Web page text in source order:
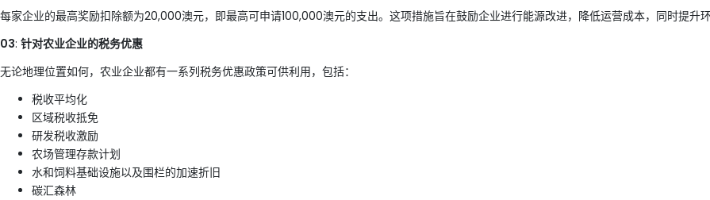
每家企业的最高奖励扣除额为20,000澳元，即最高可申请100,000澳元的支出。这项措施旨在鼓励企业进行能源改进，降低运营成本，同时提升环
03: 针对农业企业的税务优惠
无论地理位置如何，农业企业都有一系列税务优惠政策可供利用，包括：
税收平均化
区域税收抵免
研发税收激励
农场管理存款计划
水和饲料基础设施以及围栏的加速折旧
碳汇森林